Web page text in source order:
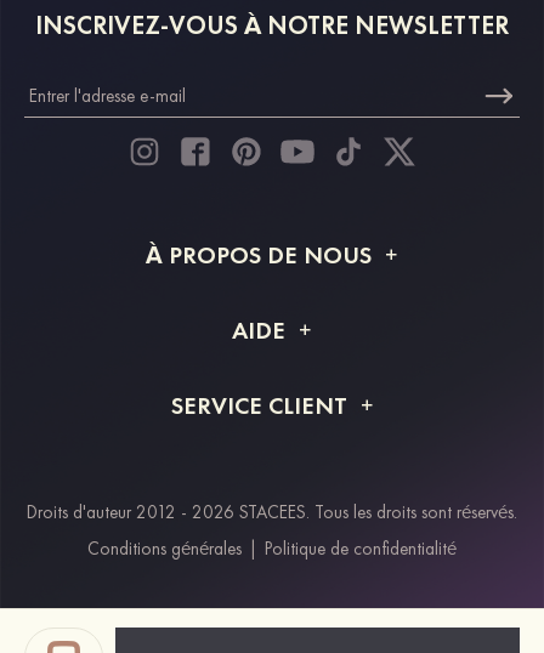
INSCRIVEZ-VOUS À NOTRE NEWSLETTER
À PROPOS DE NOUS
Livraison
AIDE
Retour et remboursement
SERVICE CLIENT
Modes de paiement
Klarna
Paypal
Droits d'auteur 2012 - 2026 STACEES. Tous les droits sont réservés.
Conditions générales
Politique de confidentialité